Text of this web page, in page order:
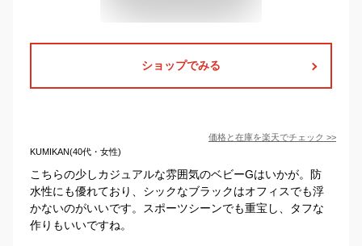
ショップでみる
価格と在庫を楽天でチェック >>
KUMIKAN(40代・女性)
こちらの少しカジュアルな雰囲気のベビーGはいかが。防
水性にも優れており、シックなブラックはオフィスでも浮
かないのがいいです。スポーツシーンでも重宝し、タフな
作りもいいですね。